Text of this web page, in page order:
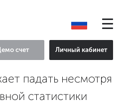
счет Личный кабинет
падать несмотря
статистики